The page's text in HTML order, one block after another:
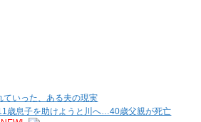
ていった、ある夫の現実
歳息子を助けようと川へ…40歳父親が死亡